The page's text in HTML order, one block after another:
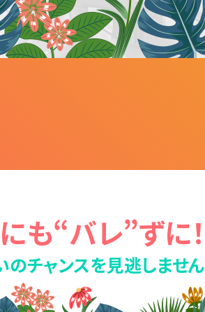
にも“バレ”ずに！
のチャンスを見逃しません